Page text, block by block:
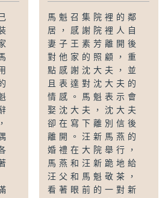
馬魁召集院裡的鄰
居，感謝院裡人自
妻子王素芳離開後
對他家的照顧，重
點感謝沈大夫，並
且表達對沈大夫的
情感。馬魁表示會
娶沈大夫，沈大夫
卻在寫下離別信後
離開。汪新馬燕的
婚禮在大院舉行，
馬燕和汪新跪地給
汪父和馬魁敬茶，
看著眼前的一對新